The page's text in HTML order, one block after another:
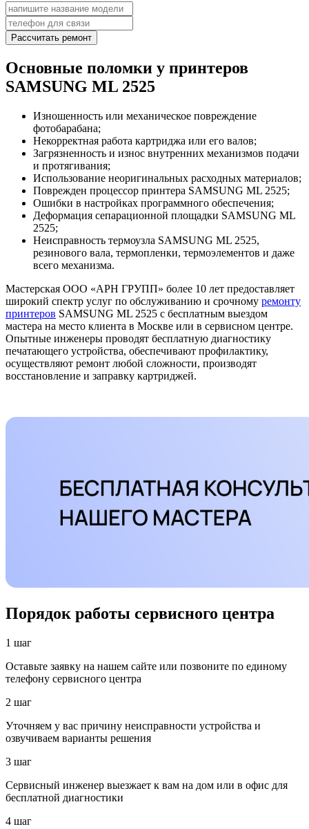
Рассчитать ремонт
Основные поломки у принтеров
SAMSUNG ML 2525
Изношенность или механическое повреждение
фотобарабана;
Некорректная работа картриджа или его валов;
Загрязненность и износ внутренних механизмов подачи
и протягивания;
Использование неоригинальных расходных материалов;
Поврежден процессор принтера SAMSUNG ML 2525;
Ошибки в настройках программного обеспечения;
Деформация сепарационной площадки SAMSUNG ML
2525;
Неисправность термоузла SAMSUNG ML 2525,
резинового вала, термопленки, термоэлементов и даже
всего механизма.
Мастерская ООО «АРН ГРУПП» более 10 лет предоставляет
широкий спектр услуг по обслуживанию и срочному ремонту
принтеров SAMSUNG ML 2525 с бесплатным выездом
мастера на место клиента в Москве или в сервисном центре.
Опытные инженеры проводят бесплатную диагностику
печатающего устройства, обеспечивают профилактику,
осуществляют ремонт любой сложности, производят
восстановление и заправку картриджей.
Порядок работы сервисного центра
1 шаг
Оставьте заявку на нашем сайте или позвоните по единому
телефону сервисного центра
2 шаг
Уточняем у вас причину неисправности устройства и
озвучиваем варианты решения
3 шаг
Сервисный инженер выезжает к вам на дом или в офис для
бесплатной диагностики
4 шаг